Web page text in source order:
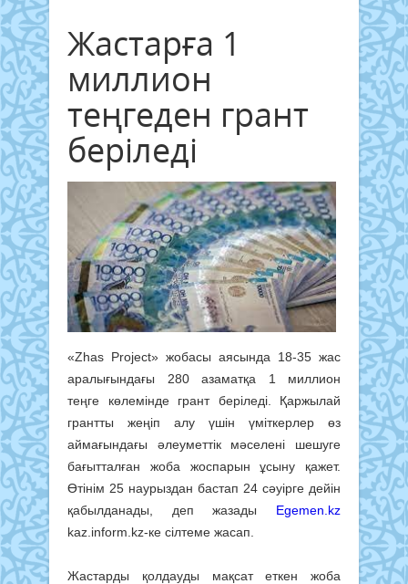
Жастарға 1
миллион
теңгеден грант
беріледі
«Zhas Project» жобасы аясында 18-35 жас
аралығындағы 280 азаматқа 1 миллион
теңге көлемінде грант беріледі. Қаржылай
грантты жеңіп алу үшін үміткерлер өз
аймағындағы әлеуметтік мәселені шешуге
бағытталған жоба жоспарын ұсыну қажет.
Өтінім 25 наурыздан бастап 24 сәуірге дейін
қабылданады, деп жазады Egemen.kz
kaz.inform.kz-ке сілтеме жасап.
Жастарды қолдауды мақсат еткен жоба